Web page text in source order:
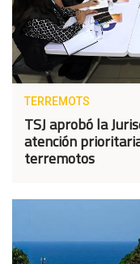
TERREMOTS
TSJ aprobó la
atención
terremotos